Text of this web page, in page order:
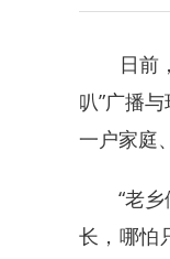
日前，
叭”广播
一户家庭
“老乡
长，哪怕